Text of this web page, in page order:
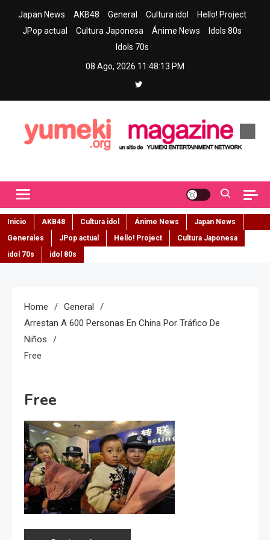
Japan News AKB48 General Cultura idol
Hello! Project
JPop actual
Cultura Japonesa Ánime News
Idols 80s
Idols 70s
08 Ago, 2026 11:48:14 PM
Inicio AKB48 Cultura idol Ánime News
Japan News
Generales
JPop actual Hello! Project
Cultura Japonesa
idol 70s
idol 80s
Home
General
Arrestan A 600 Personas En China Por Tráfico De
Niños
Free
Free